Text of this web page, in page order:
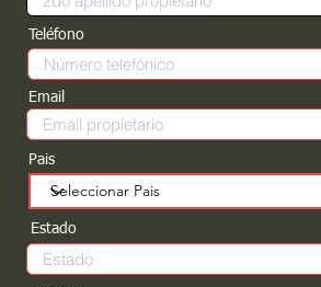
Teléfono
Email
Pais
Estado